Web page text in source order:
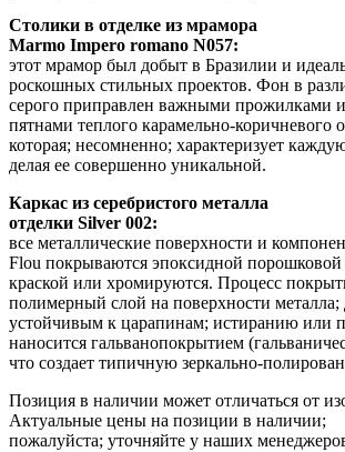
Столики в отделке из мрамора
Marmo Impero romano N057:
этот мрамор был добыт в Бразилии и
роскошных стильных проектов. Фон в
серого приправлен важными прожилками
пятнами теплого карамельно-коричневого
которая; несомненно; характеризует
делая ее совершенно уникальной.
Каркас из серебристого металла
отделки Silver 002:
все металлические поверхности и
Flou покрываются эпоксидной
краской или хромируются. Процесс
полимерный слой на поверхности металла;
устойчивым к царапинам; истиранию или
наносится гальванопокрытием
что создает типичную зеркально-
Позиция в наличии может отличаться от
Актуальные цены на позиции в наличии;
пожалуйста; уточняйте у наших